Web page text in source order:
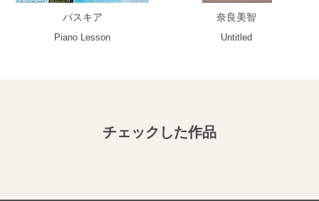
バスキア
Piano Lesson
奈良美智
Untitled
チェックした作品